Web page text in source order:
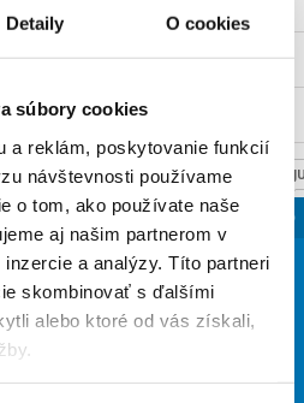
Detaily O cookies
súbory cookies
a reklám, poskytovanie funkcií
návštevnosti používame
o tom, ako používate naše
aj našim partnerom v
a analýzy. Títo partneri
skombinovať s ďalšími
alebo ktoré od vás získali,
NASTAV
°
obloha
vzduchu: